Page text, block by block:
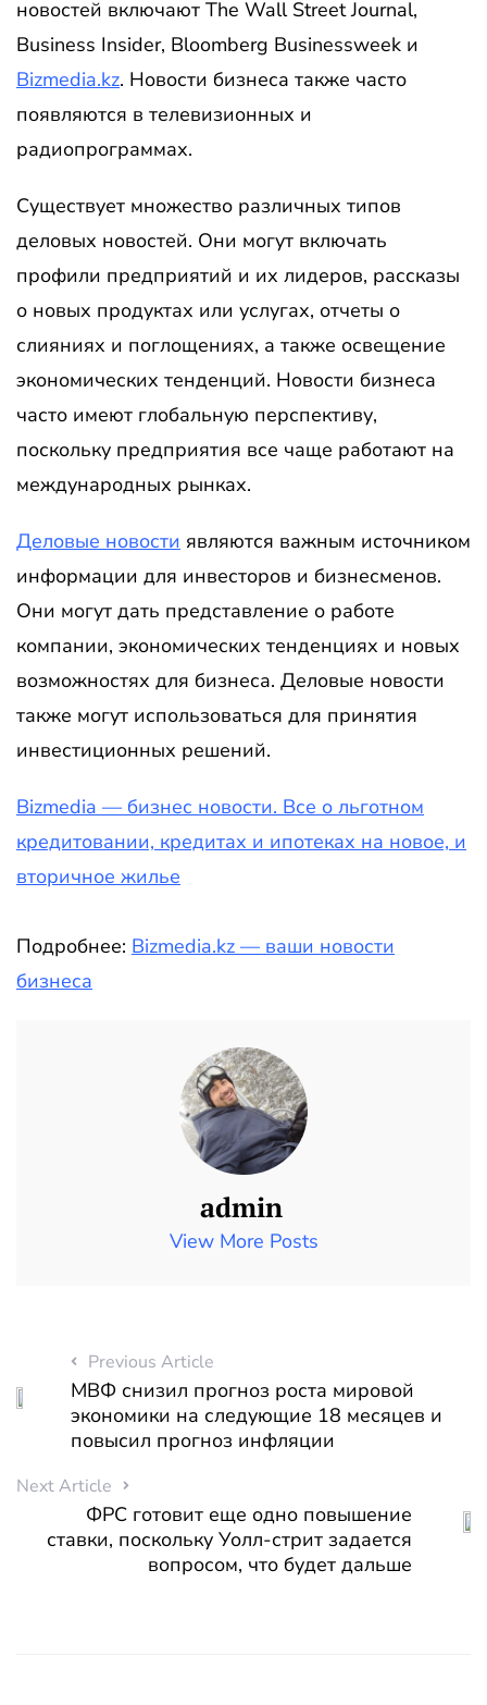
новостей включают The Wall Street Journal,
Business Insider, Bloomberg Businessweek и
Bizmedia.kz. Новости бизнеса также часто
появляются в телевизионных и
радиопрограммах.
Существует множество различных типов
деловых новостей. Они могут включать
профили предприятий и их лидеров, рассказы
о новых продуктах или услугах, отчеты о
слияниях и поглощениях, а также освещение
экономических тенденций. Новости бизнеса
часто имеют глобальную перспективу,
поскольку предприятия все чаще работают на
международных рынках.
Деловые новости являются важным источником
информации для инвесторов и бизнесменов.
Они могут дать представление о работе
компании, экономических тенденциях и новых
возможностях для бизнеса. Деловые новости
также могут использоваться для принятия
инвестиционных решений.
Bizmedia — бизнес новости. Все о льготном
кредитовании, кредитах и ипотеках на новое, и
вторичное жилье
Подробнее: Bizmedia.kz — ваши новости
бизнеса
admin
View More Posts
Previous Article
МВФ снизил прогноз роста мировой
экономики на следующие 18 месяцев и
повысил прогноз инфляции
Next Article
ФРС готовит еще одно повышение
ставки, поскольку Уолл-стрит задается
вопросом, что будет дальше